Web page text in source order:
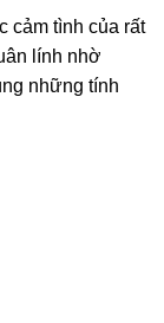
cảm tình của rất
lính nhờ
những tính